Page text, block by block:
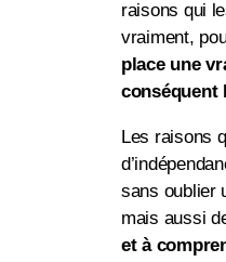
raisons qui
vraiment,
place une
conséquent
Les raisons
sans oublier
mais aussi
et à